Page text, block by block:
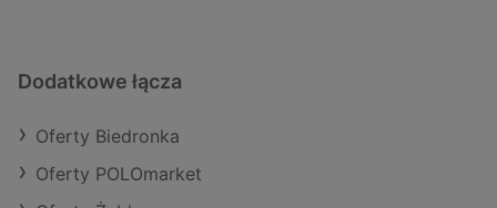
Dodatkowe łącza
Oferty Biedronka
Oferty POLOmarket